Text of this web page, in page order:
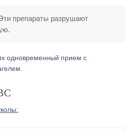
препараты разрушают
одновременный прием с